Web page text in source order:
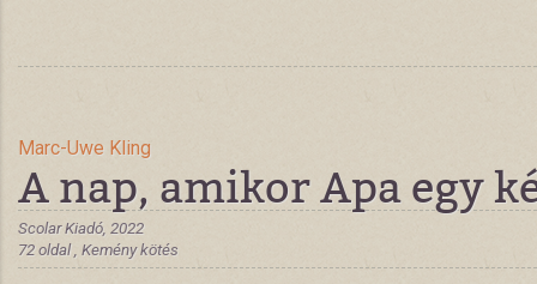
Marc-Uwe Kling
A nap, amikor Apa egy
Scolar Kiadó, 2022
72 oldal , Kemény kötés